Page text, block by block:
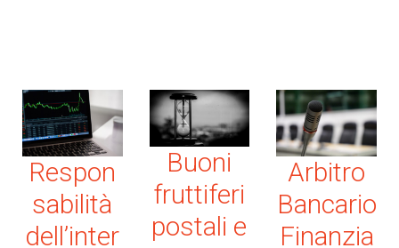
Respon
sabilità
dell’inter
Buoni
fruttiferi
postali e
Arbitro
Bancario
Finanzia